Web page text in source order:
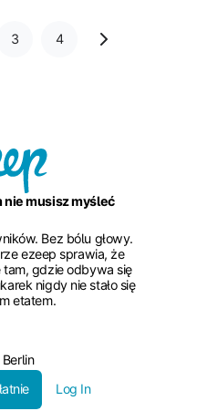
3 4
nie musisz myśleć
Bez bólu głowy.
ezeep sprawia, że
tam, gdzie odbywa się
nigdy nie stało się
etatem.
Log In